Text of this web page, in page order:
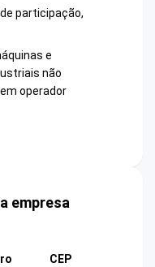
participação,
e
não
operador
empresa
CEP